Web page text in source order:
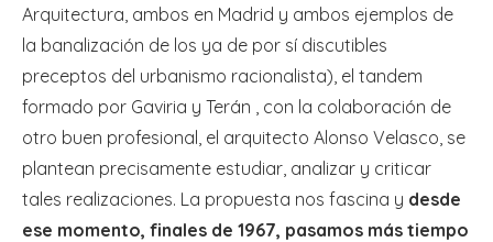
Arquitectura, ambos en Madrid y ambos ejemplos de
la banalización de los ya de por sí discutibles
preceptos del urbanismo racionalista), el tandem
formado por Gaviria y Terán , con la colaboración de
otro buen profesional, el arquitecto Alonso Velasco, se
plantean precisamente estudiar, analizar y criticar
tales realizaciones. La propuesta nos fascina y desde
ese momento, finales de 1967, pasamos más tiempo